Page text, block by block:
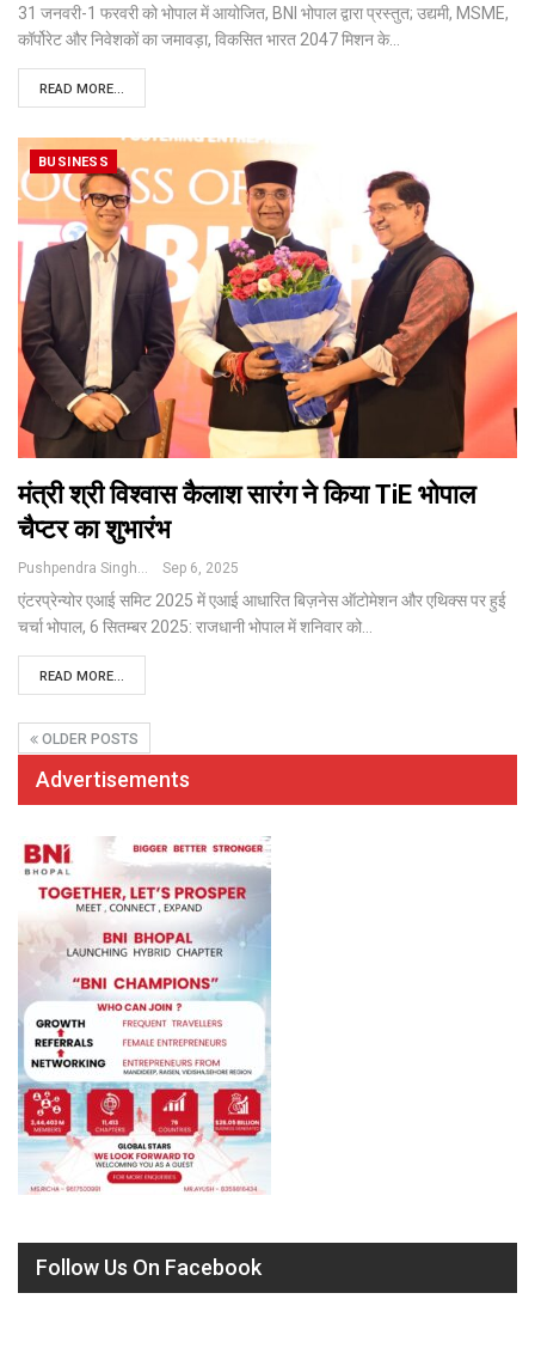
31 जनवरी-1 फरवरी को भोपाल में आयोजित, BNI भोपाल द्वारा प्रस्तुत; उद्यमी, MSME,
कॉर्पोरेट और निवेशकों का जमावड़ा, विकसित भारत 2047 मिशन के…
READ MORE...
BUSINESS
मंत्री श्री विश्वास कैलाश सारंग ने किया TiE भोपाल
चैप्टर का शुभारंभ
Pushpendra Singh Sep 6, 2025
एंटरप्रेन्योर एआई समिट 2025 में एआई आधारित बिज़नेस ऑटोमेशन और एथिक्स पर हुई
चर्चाभोपाल, 6 सितम्बर 2025: राजधानी भोपाल में शनिवार को
READ MORE...
OLDER POSTS
Advertisements
Follow Us On Facebook